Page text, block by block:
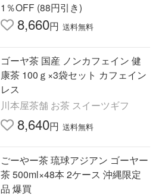
1％OFF (88円引き)
8,660円 送料無料
ゴーヤ茶 国産 ノンカフェイン 健
康茶 100ｇ×3袋セット カフェイン
レス
川本屋茶舗 お茶 スイーツギフ
8,640円 送料無料
ごーやー茶 琉球アジアン ゴーヤー
茶 500ml×48本 2ケース 沖縄限定
品 爆買